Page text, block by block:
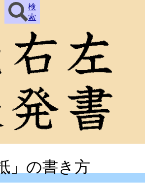
検
索
」の書き方